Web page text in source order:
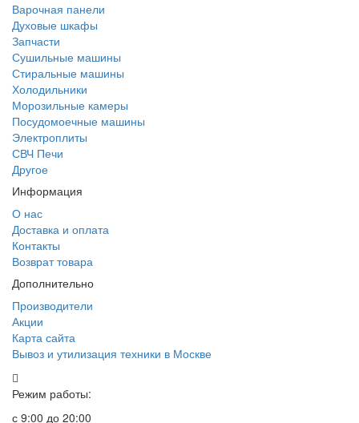
Варочная панели
Духовые шкафы
Запчасти
Сушильные машины
Стиральные машины
Холодильники
Морозильные камеры
Посудомоечные машины
Электроплиты
СВЧ Печи
Другое
Информация
О нас
Доставка и оплата
Контакты
Возврат товара
Дополнительно
Производители
Акции
Карта сайта
Вывоз и утилизация техники в Москве
Режим работы:
с 9:00 до 20:00